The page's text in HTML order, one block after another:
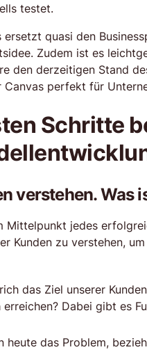
testet.
ersetzt quasi den
Zudem ist es
den derzeitigen Stand
Canvas perfekt für
Schritte
verstehen. Was
Mittelpunkt jedes
Kunden zu verstehen,
das Ziel unserer
Dabei gibt es
heute das Problem,